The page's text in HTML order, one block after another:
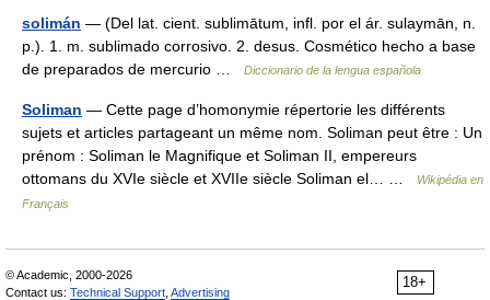
solimán — (Del lat. cient. sublimātum, infl. por el ár. sulaymān, n.
p.). 1. m. sublimado corrosivo. 2. desus. Cosmético hecho a base
de preparados de mercurio …
Diccionario de la lengua española
Soliman — Cette page d’homonymie répertorie les différents
sujets et articles partageant un même nom. Soliman peut être : Un
prénom : Soliman le Magnifique et Soliman II, empereurs
ottomans du XVIe siècle et XVIIe siècle Soliman el… …
Wikipédia en
Français
18+
© Academic, 2000-2026
Contact us: Technical Support Advertising